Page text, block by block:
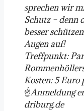
sprechen wir
Schutz – denn
besser
Augen auf!
Treffpunkt:
Kosten: 5 Euro
☝️Anmeldung
driburg.de